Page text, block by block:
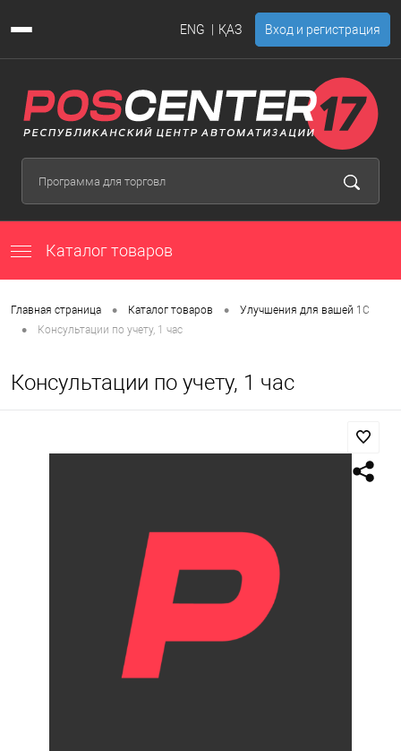
ENG ҚАЗ Вход и регистрация
Каталог товаров
Главная страница • Каталог товаров • Улучшения для вашей 1С
• Консультации по учету, 1 час
Консультации по учету, 1 час